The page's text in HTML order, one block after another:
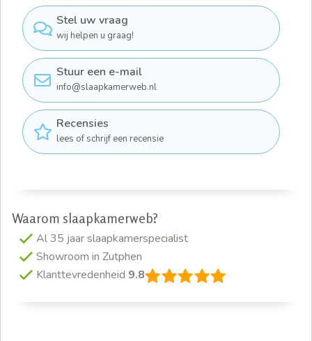
Stel uw vraag
wij helpen u graag!
Stuur een e-mail
info@slaapkamerweb.nl
Recensies
lees of schrijf een recensie
Waarom slaapkamerweb?
Al 35 jaar slaapkamerspecialist
Showroom in Zutphen
Klanttevredenheid 9.8